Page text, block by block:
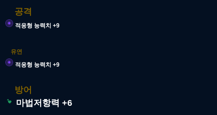
공격
적응형 능력치 +9
유연
적응형 능력치 +9
방어
마법저항력 +6